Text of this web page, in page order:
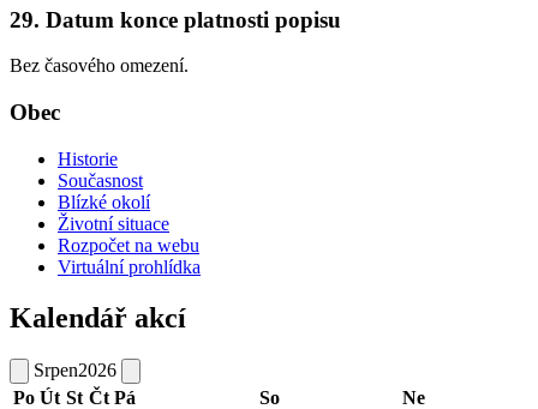
29. Datum konce platnosti popisu
Bez časového omezení.
Obec
Historie
Současnost
Blízké okolí
Životní situace
Rozpočet na webu
Virtuální prohlídka
Kalendář akcí
Srpen2026
Po Út St Čt Pá So Ne